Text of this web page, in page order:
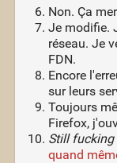
Non. Ça
Je modifie.
réseau. Je
FDN.
Encore
sur leurs
Toujours
Firefox,
Still fucking
quand